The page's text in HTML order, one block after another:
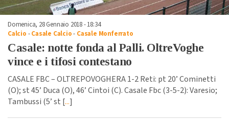
Domenica, 28 Gennaio 2018 - 18:34
Calcio -Casale Calcio- Casale Monferrato
Casale: notte fonda al Palli. OltreVoghe
vince e i tifosi contestano
CASALE FBC – OLTREPOVOGHERA 1-2 Reti: pt 20’ Cominetti
(O); st 45’ Duca (O), 46’ Cintoi (C). Casale Fbc (3-5-2): Varesio;
Tambussi (5’ st [...]